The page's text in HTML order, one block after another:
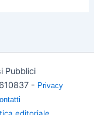
Pubblici
- Privacy